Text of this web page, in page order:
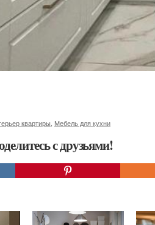
квартиры Мебель для кухни
с друзьями!